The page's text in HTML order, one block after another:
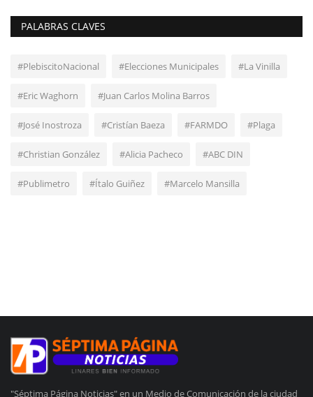
PALABRAS CLAVES
#PlebiscitoNacional #Elecciones Municipales #La Vinilla
#Eric Waghorn #Juan Carlos Molina Barros
#José Inostroza #Cristían Baeza #FARMDO #Plaga
#Christian González #Alicia Pacheco #ABC DIN
#Publimetro #Ítalo Guiñez #Marcelo Mansilla
"Séptima Página Noticias" en un Medio de Comunicación de la ciudad